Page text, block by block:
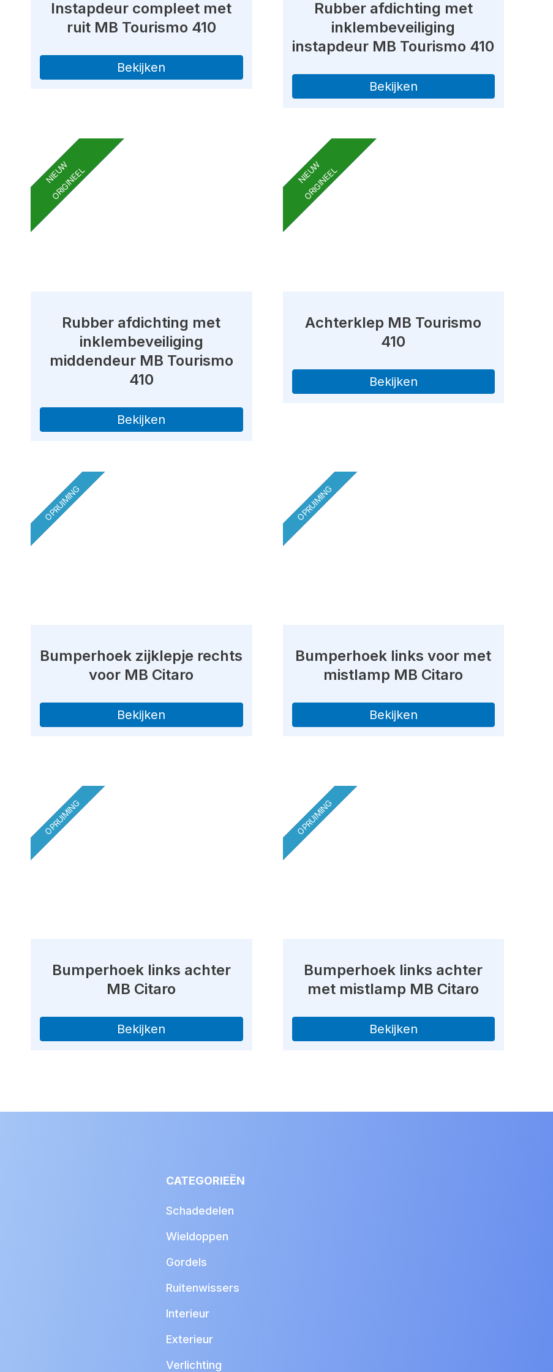
Instapdeur compleet met
ruit MB Tourismo 410
Bekijken
Rubber afdichting met
inklembeveiliging
instapdeur MB Tourismo 410
Bekijken
NIEUW
ORIGINEEL
Rubber afdichting met
inklembeveiliging
middendeur MB Tourismo
410
Bekijken
NIEUW
ORIGINEEL
Achterklep MB Tourismo
410
Bekijken
OPRUIMING
Bumperhoek zijklepje rechts
voor MB Citaro
Bekijken
OPRUIMING
Bumperhoek links voor met
mistlamp MB Citaro
Bekijken
OPRUIMING
Bumperhoek links achter
MB Citaro
Bekijken
OPRUIMING
Bumperhoek links achter
met mistlamp MB Citaro
Bekijken
CATEGORIEËN
Schadedelen
Wieldoppen
Gordels
Ruitenwissers
Interieur
Exterieur
Verlichting